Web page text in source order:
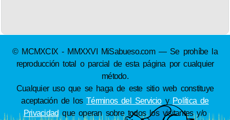
© MCMXCIX - MMXXVI MiSabueso.com — Se prohíbe la
reproducción total o parcial de esta página por cualquier
método.
Cualquier uso que se haga de este sitio web constituye
aceptación de losTérminos del Servicioy Política de
Privacidad que operan sobre todos los visitantes y/o